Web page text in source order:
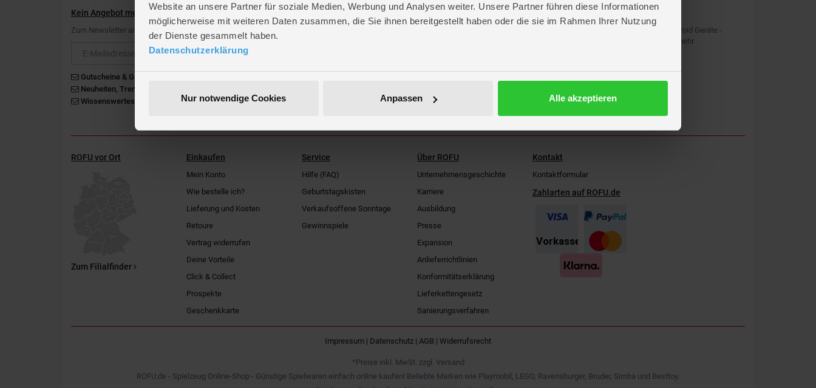
Website an unsere Partner für soziale Medien, Werbung und Analysen weiter. Unsere Partner führen diese Informationen
möglicherweise mit weiteren Daten zusammen, die Sie ihnen bereitgestellt haben oder die sie im Rahmen Ihrer Nutzung
der Dienste gesammelt haben.
Datenschutzerklärung
Nur notwendige Cookies Anpassen Alle akzeptieren
Kein Angebot mehr verpassen
Zum Newsletter anmelden & Vorteile sichern
Gutscheine & Gewinnspiele
Neuheiten, Trends & Angebote
Wissenswertes rund um die Familie
ROFU Community
ROFU Family Blog
ROFU APP
Kostenlos für iOS und Android Geräte -
Shopping, News & vieles mehr
ROFU vor Ort
Zum Filialfinder
Einkaufen
Mein Konto
Wie bestelle ich?
Lieferung und Kosten
Retoure
Vertrag widerrufen
Deine Vorteile
Click & Collect
Prospekte
Geschenkkarte
Service
Hilfe (FAQ)
Geburtstagskisten
Verkaufsoffene Sonntage
Gewinnspiele
Über ROFU
Unternehmensgeschichte
Karriere
Ausbildung
Presse
Expansion
Anlieferrichtlinien
Konformitätserklärung
Lieferkettengesetz
Sanierungsverfahren
Kontakt
Kontaktformular
Zahlarten auf ROFU.de
Impressum | Datenschutz | AGB | Widerrufsrecht
*Preise inkl. MwSt. zzgl. Versand
ROFU.de - Spielzeug Online-Shop - Günstige Spielwaren einfach online kaufen! Beliebte Marken wie Playmobil, LEGO, Ravensburger, Bruder, Simba und Besttoy.